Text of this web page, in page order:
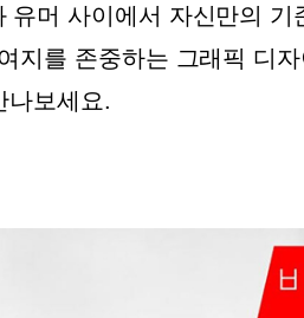
머 사이에서 자신만의 기
를 존중하는 그래픽 디자
보세요.